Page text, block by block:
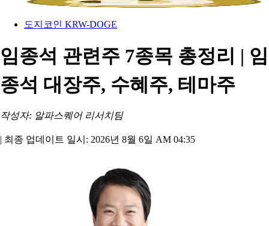
도지코인 KRW-DOGE
임종석 관련주 7종목 총정리 | 임
종석 대장주, 수혜주, 테마주
작성자: 알파스퀘어 리서치팀
| 최종 업데이트 일시: 2026년 8월 6일 AM 04:35